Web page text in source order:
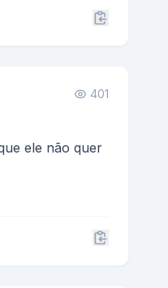
401
ele não quer